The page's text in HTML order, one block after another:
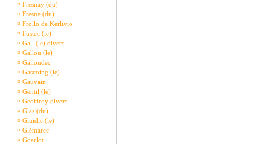
¤ Fresnay (du)
¤ Fresne (du)
¤ Frollo de Kerlivio
¤ Fustec (le)
¤ Gall (le) divers
¤ Gallou (le)
¤ Galloudec
¤ Gascoing (le)
¤ Gauvain
¤ Gentil (le)
¤ Geoffroy divers
¤ Glas (du)
¤ Gluidic (le)
¤ Glémarec
¤ Goarlot